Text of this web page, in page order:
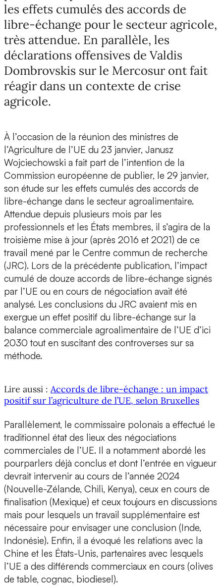
les effets cumulés des accords de
libre-échange pour le secteur agricole,
très attendue. En parallèle, les
déclarations offensives de Valdis
Dombrovskis sur le Mercosur ont fait
réagir dans un contexte de crise
agricole.
À l’occasion de la réunion des ministres de
l’Agriculture de l’UE du 23 janvier, Janusz
Wojciechowski a fait part de l’intention de la
Commission européenne de publier, le 29 janvier,
son étude sur les effets cumulés des accords de
libre-échange dans le secteur agroalimentaire.
Attendue depuis plusieurs mois par les
professionnels et les États membres, il s’agira de la
troisième mise à jour (après 2016 et 2021) de ce
travail mené par le Centre commun de recherche
(JRC). Lors de la précédente publication, l’impact
cumulé de douze accords de libre-échange signés
par l’UE ou en cours de négociation avait été
analysé. Les conclusions du JRC avaient mis en
exergue un effet positif du libre-échange sur la
balance commerciale agroalimentaire de l’UE d’ici
2030 tout en suscitant des controverses sur sa
méthode.
Lire aussi : Accords de libre-échange : un impact
positif sur l’agriculture de l’UE, selon Bruxelles
Parallèlement, le commissaire polonais a effectué le
traditionnel état des lieux des négociations
commerciales de l’UE. Il a notamment abordé les
pourparlers déjà conclus et dont l’entrée en vigueur
devrait intervenir au cours de l’année 2024
(Nouvelle-Zélande, Chili, Kenya), ceux en cours de
finalisation (Mexique) et ceux toujours en discussions
mais pour lesquels un travail supplémentaire est
nécessaire pour envisager une conclusion (Inde,
Indonésie). Enfin, il a évoqué les relations avec la
Chine et les États-Unis, partenaires avec lesquels
l’UE a des différends commerciaux en cours (olives
de table, cognac, biodiesel).